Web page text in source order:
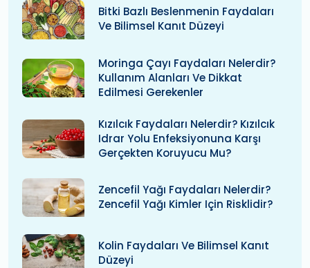
Bitki Bazlı Beslenmenin Faydaları
Ve Bilimsel Kanıt Düzeyi
Moringa Çayı Faydaları Nelerdir?
Kullanım Alanları Ve Dikkat
Edilmesi Gerekenler
Kızılcık Faydaları Nelerdir? Kızılcık
Idrar Yolu Enfeksiyonuna Karşı
Gerçekten Koruyucu Mu?
Zencefil Yağı Faydaları Nelerdir?
Zencefil Yağı Kimler Için Risklidir?
Kolin Faydaları Ve Bilimsel Kanıt
Düzeyi